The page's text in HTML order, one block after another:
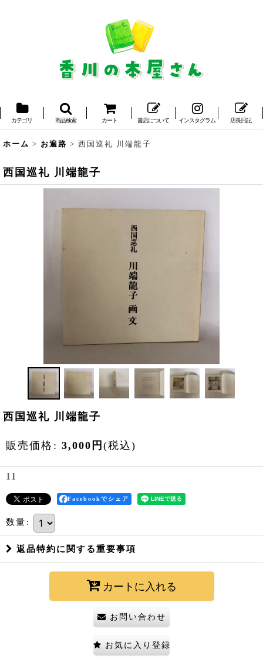
カテゴリ 商品検索 カート 書店について インスタグラム 店長日記
ホーム > お遍路 > 西国巡礼 川端龍子
西国巡礼 川端龍子
西国巡礼 川端龍子
販売価格 : 3,000 円 (税込)
11
Facebookでシェア
数量 :
返品特約に関する重要事項
カートに入れる
お問い合わせ
お気に入り登録